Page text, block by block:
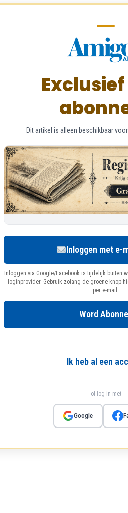
Dit artikel is alleen beschikbaar
Inloggen met e-
Inloggen via Google/Facebook is tijdelijk buiten
loginprovider. Gebruik zolang de groene knop
per e-mail.
Word
Ik heb al een
of log in met
Google